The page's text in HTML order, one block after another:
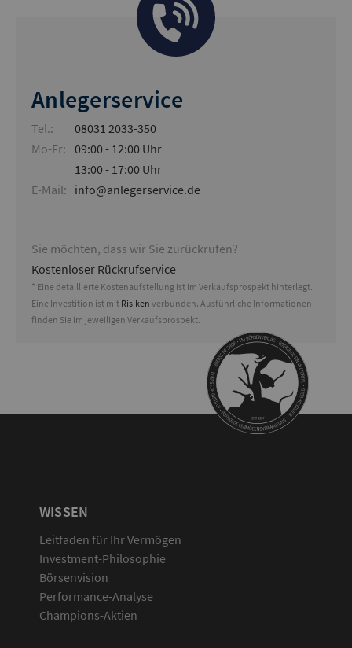
Anlegerservice
Tel.:
08031 2033-350
Mo-Fr: 09:00 - 12:00 Uhr
13:00 - 17:00 Uhr
E-Mail: info@anlegerservice.de
Sie möchten, dass wir Sie zurückrufen?
Kostenloser Rückrufservice
* Eine detaillierte Kostenaufstellung ist im Verkaufsprospekt hinterlegt.
Eine Investition ist mitRisikenverbunden. Ausführliche Informationen
finden Sie im jeweiligen Verkaufsprospekt.
WISSEN
Leitfaden für Ihr Vermögen
Investment-Philosophie
Börsenvision
Performance-Analyse
Champions-Aktien